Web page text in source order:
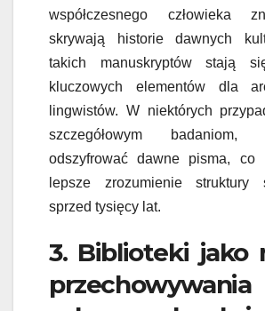
współczesnego człowieka
skrywają historie dawnych
takich manuskryptów stają
kluczowych elementów dla
lingwistów. W niektórych
szczegółowym
odszyfrować dawne pisma, co
lepsze zrozumienie struktury
sprzed tysięcy lat.
3. Biblioteki jako
przechowywania